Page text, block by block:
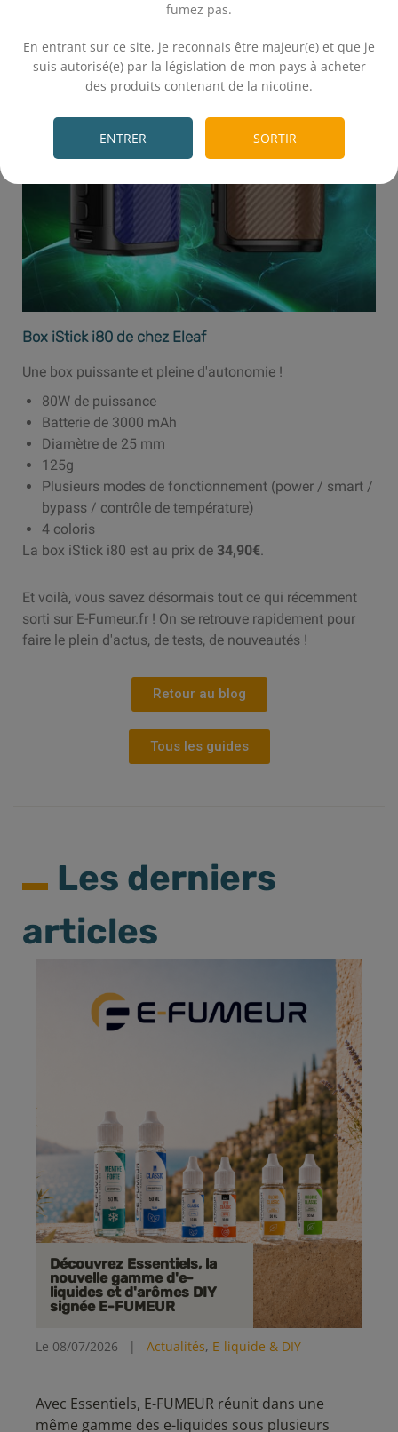
fumez pas.
En entrant sur ce site, je reconnais être majeur(e) et que je
suis autorisé(e) par la législation de mon pays à acheter
des produits contenant de la nicotine.
ENTRER SORTIR
Box iStick i80 de chez Eleaf
Une box puissante et pleine d'autonomie !
80W de puissance
Batterie de 3000 mAh
Diamètre de 25 mm
125g
Plusieurs modes de fonctionnement (power / smart /
bypass / contrôle de température)
4 coloris
La box iStick i80 est au prix de 34,90€.
Et voilà, vous savez désormais tout ce qui récemment
sorti sur E-Fumeur.fr ! On se retrouve rapidement pour
faire le plein d'actus, de tests, de nouveautés !
Retour au blog
Tous les guides
Les derniers
articles
Découvrez Essentiels, la
nouvelle gamme d'e-
liquides et d'arômes DIY
signée E-FUMEUR
Le 08/07/2026 | Actualités, E-liquide & DIY
Avec Essentiels, E-FUMEUR réunit dans une
même gamme des e-liquides sous plusieurs